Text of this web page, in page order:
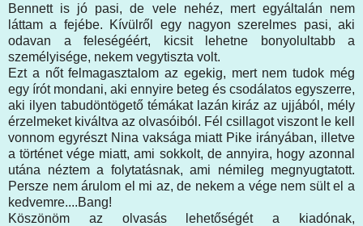
Bennett is jó pasi, de vele nehéz, mert egyáltalán nem
láttam a fejébe. Kívülről egy nagyon szerelmes pasi, aki
odavan a feleségéért, kicsit lehetne bonyolultabb a
személyisége, nekem vegytiszta volt.
Ezt a nőt felmagasztalom az egekig, mert nem tudok még
egy írót mondani, aki ennyire beteg és csodálatos egyszerre,
aki ilyen tabudöntögető témákat lazán kiráz az ujjából, mély
érzelmeket kiváltva az olvasóiból. Fél csillagot viszont le kell
vonnom egyrészt Nina vaksága miatt Pike irányában, illetve
a történet vége miatt, ami sokkolt, de annyira, hogy azonnal
utána néztem a folytatásnak, ami némileg megnyugtatott.
Persze nem árulom el mi az, de nekem a vége nem sült el a
kedvemre....Bang!
Köszönöm az olvasás lehetőségét a kiadónak,